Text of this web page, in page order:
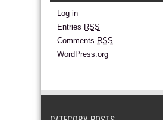
Log in
Entries RSS
Comments RSS
WordPress.org